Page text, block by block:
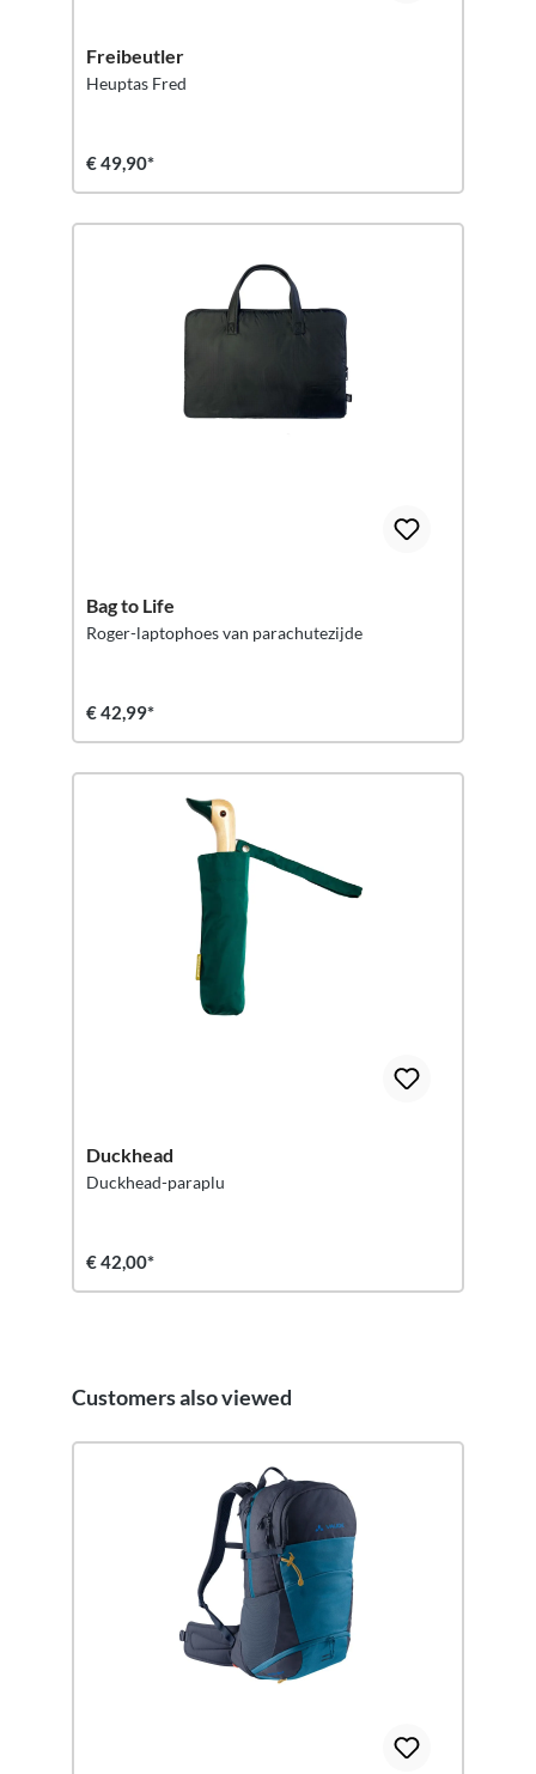
Freibeutler
Heuptas Fred
€ 49,90*
Bag to Life
Roger-laptophoes van parachutezijde
€ 42,99*
Duckhead
Duckhead-paraplu
€ 42,00*
Productgalerij overslaan
Customers also viewed